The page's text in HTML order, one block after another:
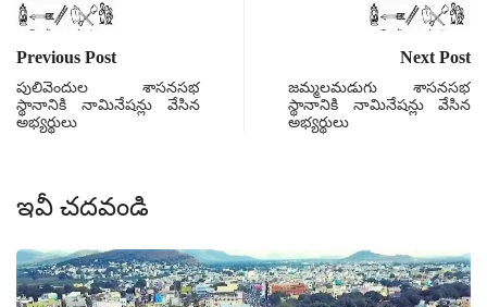
Previous Post
పులివెందుల శాసనసభ
స్థానానికి నామినేషన్లు వేసిన
అభ్యర్థులు
Next Post
జమ్మలమడుగు శాసనసభ
స్థానానికి నామినేషన్లు వేసిన
అభ్యర్థులు
ఇవీ చదవండి